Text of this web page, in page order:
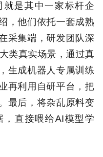
是其中一家标杆企
，他们依托一套成熟
采集端，研发团队深
类真实场景，通过真
生成机器人专属训练
再利用自研平台，把
最后，将杂乱原料变
，直接喂给AI模型学